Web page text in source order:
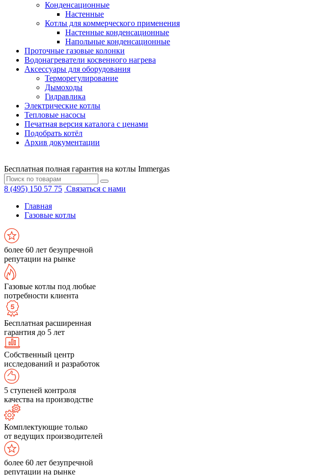
Конденсационные
Настенные
Котлы для коммерческого применения
Настенные конденсационные
Напольные конденсационные
Проточные газовые колонки
Водонагреватели косвенного нагрева
Аксессуары для оборудования
Терморегулирование
Дымоходы
Гидравлика
Электрические котлы
Тепловые насосы
Печатная версия каталога с ценами
Подобрать котёл
Архив документации
Бесплатная полная гарантия на котлы Immergas
8 (495) 150 57 75 Связаться с нами
Главная
Газовые котлы
более 60 лет безупречной
репутации на рынке
Газовые котлы под любые
потребности клиента
Бесплатная расширенная
гарантия до 5 лет
Собственный центр
исследований и разработок
5 ступеней контроля
качества на производстве
Комплектующие только
от ведущих производителей
более 60 лет безупречной
репутации на рынке